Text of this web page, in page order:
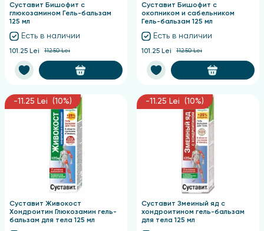
Суставит Бишофит с
глюкозамином Гель-бальзам
125 мл
Есть в наличии
101.25 Lei 112.50 Lei
Суставит Бишофит с
окопником и сабельником
Гель-бальзам 125 мл
Есть в наличии
101.25 Lei 112.50 Lei
-11.25 Lei (10%)
Суставит Живокост
Хондроитин Глюкозамин гель-
бальзам для тела 125 мл
-11.25 Lei (10%)
Суставит Змеиный яд с
хондроитином гель-бальзам
для тела 125 мл